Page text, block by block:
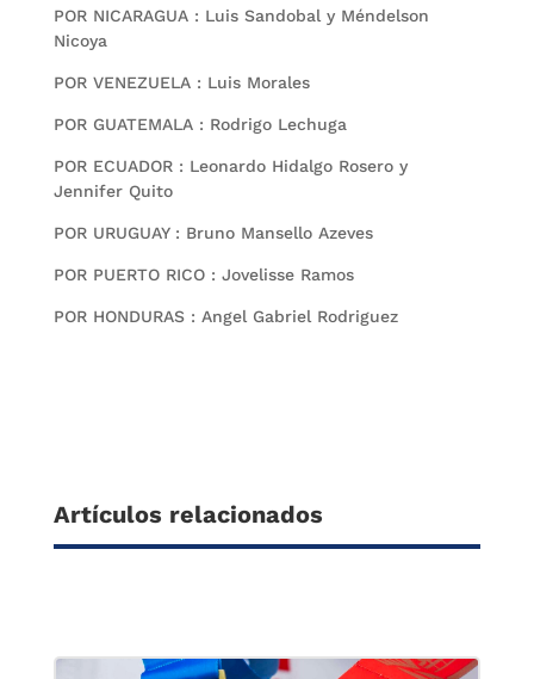
POR NICARAGUA : Luis Sandobal y Méndelson
Nicoya
POR VENEZUELA : Luis Morales
POR GUATEMALA : Rodrigo Lechuga
POR ECUADOR : Leonardo Hidalgo Rosero y
Jennifer Quito
POR URUGUAY : Bruno Mansello Azeves
POR PUERTO RICO : Jovelisse Ramos
POR HONDURAS : Angel Gabriel Rodriguez
Artículos relacionados